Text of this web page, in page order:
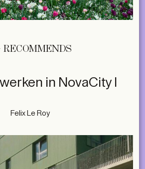
RECOMMENDS
in NovaCity I
Felix Le Roy